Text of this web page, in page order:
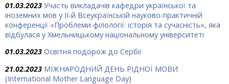
01.03.2023 Участь викладачів кафедри української та
іноземних мов у ІІ-й Всеукраїнській науково-практичній
конференції «Проблеми філології: історія та сучасність», яка
відбулася у Хмельницькому національному університеті
01.03.2023 Освітня подорож до Сербії
21.02.2023 МІЖНАРОДНИЙ ДЕНЬ РІДНОЇ МОВИ
(International Mother Language Day)